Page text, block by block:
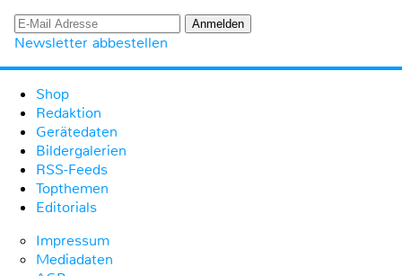
Newsletter abbestellen
Shop
Redaktion
Gerätedaten
Bildergalerien
RSS-Feeds
Topthemen
Editorials
Impressum
Mediadaten